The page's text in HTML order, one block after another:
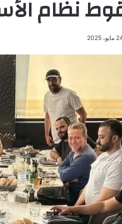
نظام
2025